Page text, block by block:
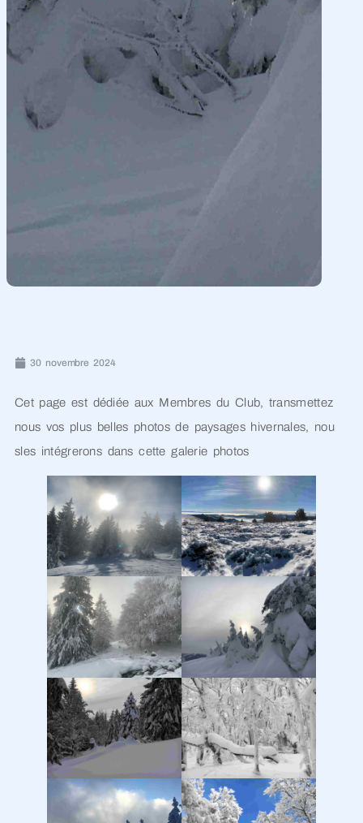
30 novembre 2024
Cet page est dédiée aux Membres du Club, transmettez
nous vos plus belles photos de paysages hivernales, nou
sles intégrerons dans cette galerie photos